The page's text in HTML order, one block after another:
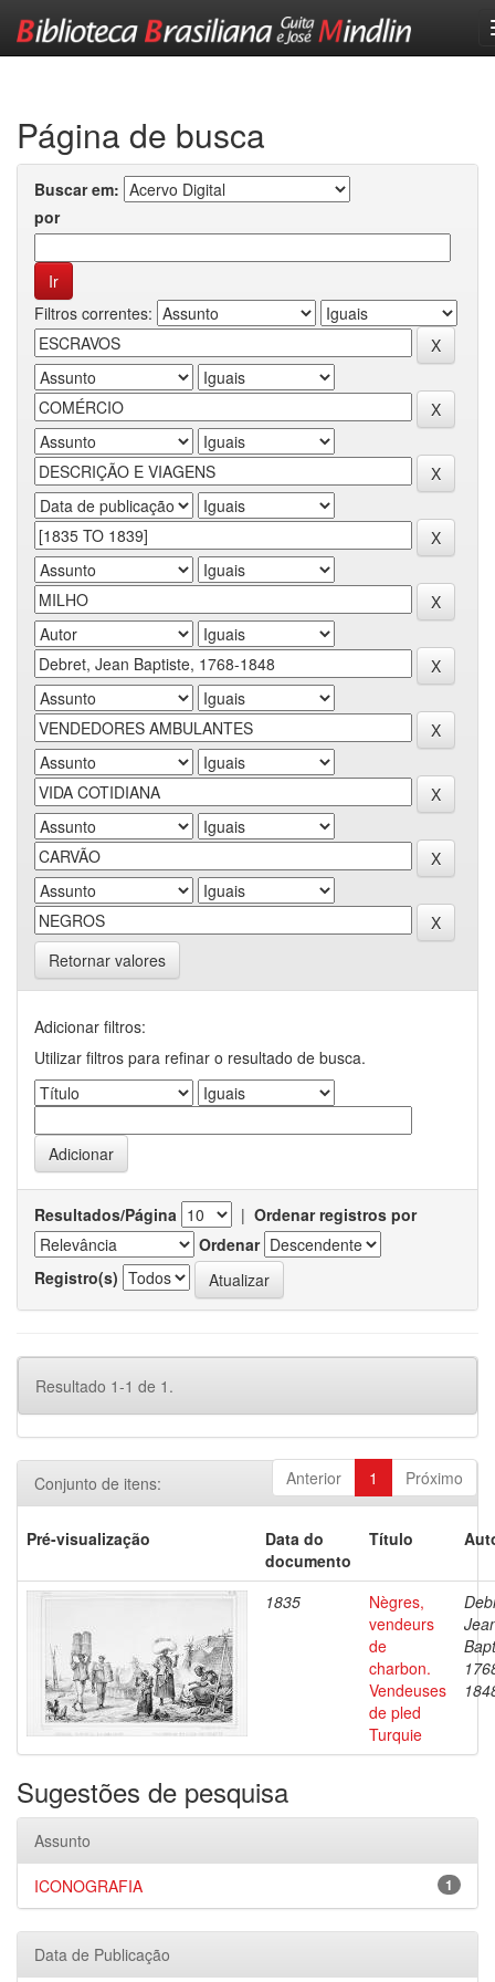
Página de busca
Buscar em:
por
Filtros correntes:
Retornar valores
Adicionar filtros:
Utilizar filtros para refinar o resultado de busca.
Resultados/Página | Ordenar registros por
Ordenar
Registro(s)
Resultado 1-1 de 1.
Anterior 1 Próximo
Conjunto de itens:
Pré-visualização
Data do
documento
Título
1835
Nègres,
vendeurs
de
charbon.
Vendeuses
de pled
Turquie
Sugestões de pesquisa
Assunto
1
ICONOGRAFIA
Data de Publicação